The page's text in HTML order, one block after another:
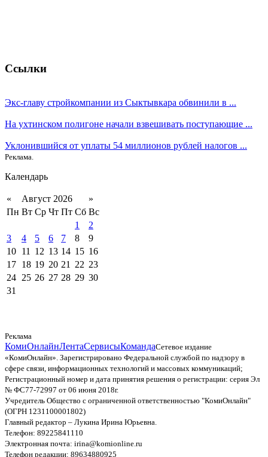
Ссылки
Экс-главу стройкомпании из Сыктывкара обвинили в ...
На ухтинском полигоне начали взвешивать поступающие ...
Уклонившийся от уплаты 54 миллионов рублей налогов ...
Реклама.
Календарь
« Август 2026
»
Пн Вт Ср Чт Пт Сб Вс
1
2
3
4 5 6 7 8
9
10 11 12 13 14 15 16
17 18 19 20 21 22 23
24 25 26 27 28 29 30
31
Реклама
КомиОнлайнЛентаСервисыКомандаСетевое издание
«КомиОнлайн». Зарегистрировано Федеральной службой по надзору в
сфере связи, информационных технологий и массовых коммуникаций;
Регистрационный номер и дата принятия решения о регистрации: серия Эл
№ ФС77-72997 от 06 июня 2018г.
Учредитель Общество с ограниченной ответственностью "КомиОнлайн"
(ОГРН 1231100001802)
Главный редактор – Лукина Ирина Юрьевна.
Телефон: 89225841110
Электронная почта: irina@komionline.ru
Телефон редакции: 89634880925